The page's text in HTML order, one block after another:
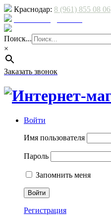
Краснодар: 8 (961) 855 08 06
Поиск...
×
Заказать звонок
Войти
Имя пользователя
Пароль
Запомнить меня
Регистрация